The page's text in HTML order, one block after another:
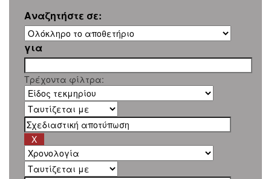
Αναζητήστε σε:
για
Τρέχοντα φίλτρα: